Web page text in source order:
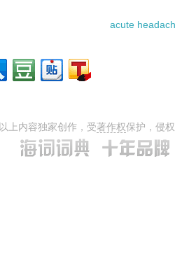
acute
以上内容独家创作，受著作权保护，侵